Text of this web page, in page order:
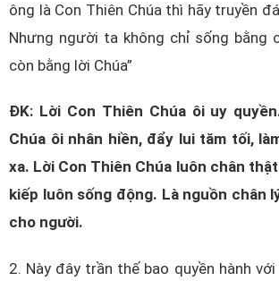
ông là Con Thiên Chúa thì hãy truyền đá
Nhưng người ta không chỉ sống bằng
còn bằng lời Chúa”
ĐK: Lời Con Thiên Chúa ôi uy
Chúa ôi nhân hiền, đẩy lui tăm tối,
xa. Lời Con Thiên Chúa luôn chân
kiếp luôn sống động. Là nguồn chân
cho người.
2. Này đây trần thế bao quyền hành